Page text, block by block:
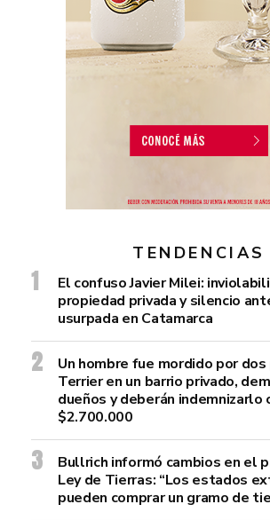
TENDENCIAS
El confuso Javier Milei:
propiedad privada y silencio
usurpada en Catamarca
Un hombre fue mordido por
Terrier en un barrio privado,
dueños y deberán indemnizarlo
$2.700.000
Bullrich informó cambios en el
Ley de Tierras: “Los estados
pueden comprar un gramo de